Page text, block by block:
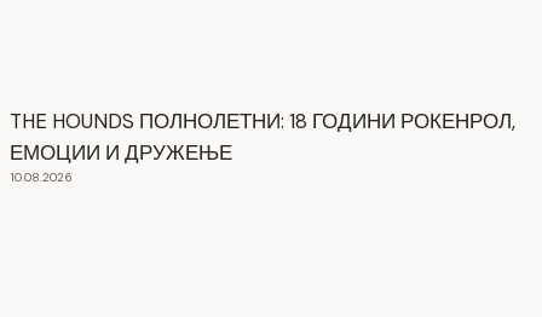
THE HOUNDS ПОЛНОЛЕТНИ: 18 ГОДИНИ РОКЕНРОЛ,
ЕМОЦИИ И ДРУЖЕЊЕ
10.08.2026